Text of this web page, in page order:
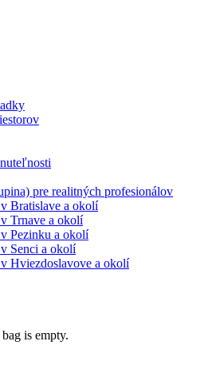
pre realitných profesionálov
Bratislave a okolí
Trnave a okolí
Pezinku a okolí
Senci a okolí
Hviezdoslavove a okolí
is empty.